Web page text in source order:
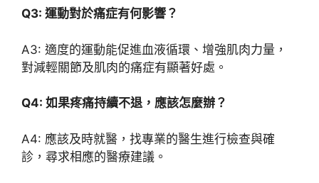
Q3: 運動對於痛症有何影響？
A3: 適度的運動能促進血液循環、增強肌肉力量，
對減輕關節及肌肉的痛症有顯著好處。
Q4: 如果疼痛持續不退，應該怎麼辦？
A4: 應該及時就醫，找專業的醫生進行檢查與確
診，尋求相應的醫療建議。